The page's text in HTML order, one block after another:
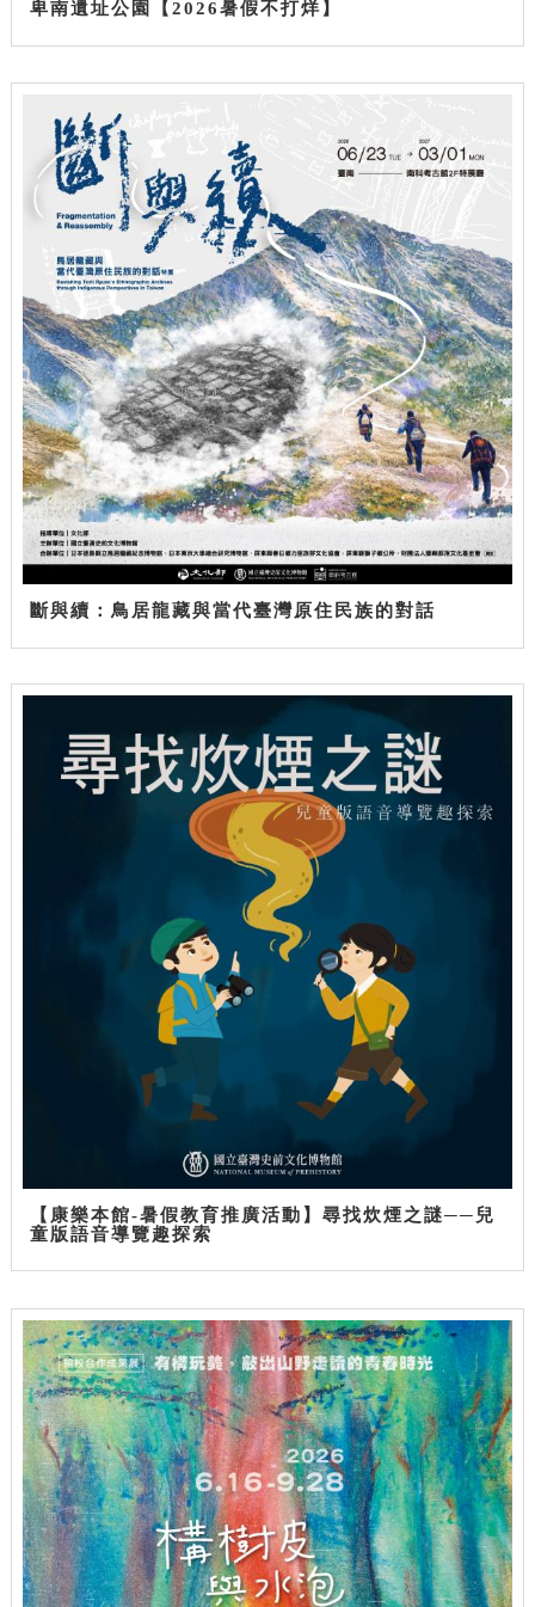
卑南遺址公園【2026暑假不打烊】
斷與續：鳥居龍藏與當代臺灣原住民族的對話
【康樂本館-暑假教育推廣活動】尋找炊煙之謎──兒
童版語音導覽趣探索